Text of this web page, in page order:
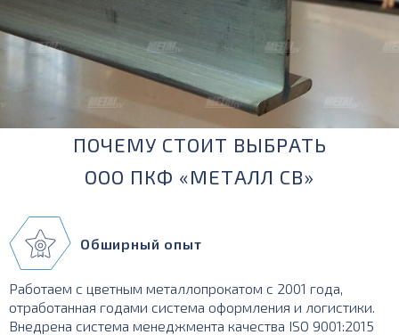
ПОЧЕМУ СТОИТ ВЫБРАТЬ
ООО ПКФ «МЕТАЛЛ СВ»
Обширный опыт
Работаем с цветным металлопрокатом с 2001 года,
отработанная годами система оформления и логистики.
Внедрена система менеджмента качества ISO 9001:2015